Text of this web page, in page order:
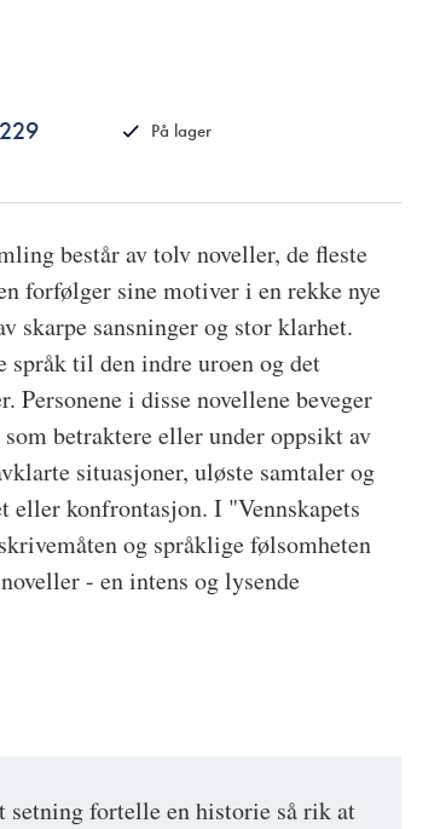
På lager
fortelle en historie så rik at
består av tolv noveller, de fleste
forfølger sine motiver i en rekke nye
skarpe sansninger og stor klarhet.
til den indre uroen og det
i disse novellene beveger
betraktere eller under oppsikt av
situasjoner, uløste samtaler og
konfrontasjon. I "Vennskapets
og språklige følsomheten
- en intens og lysende